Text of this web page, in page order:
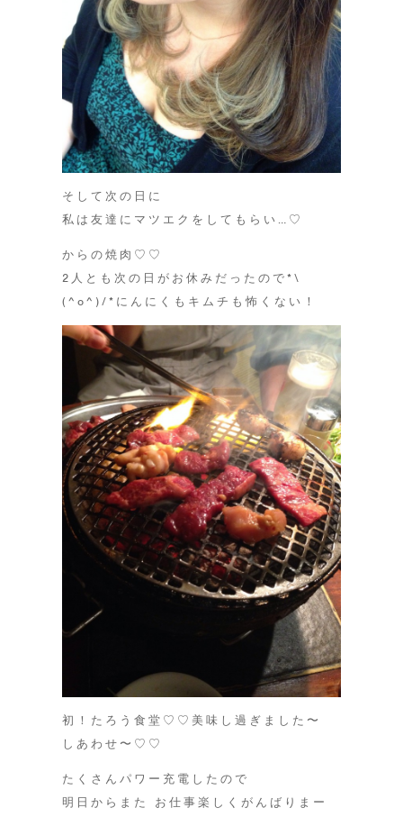
そして次の日に
私は友達にマツエクをしてもらい…♡
からの焼肉♡♡
2人とも次の日がお休みだったので*\
(^o^)/*にんにくもキムチも怖くない！
初！たろう食堂♡♡美味し過ぎました〜
しあわせ〜♡♡
たくさんパワー充電したので
明日からまた お仕事楽しくがんばりまー